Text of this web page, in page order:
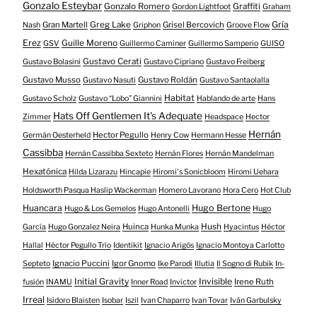
Gonzalo Esteybar Gonzalo Romero Gordon Lightfoot Graffiti Graham
Nash Gran Martell Greg Lake Griphon Grisel Bercovich Groove Flow Gría
Erez GSV Guille Moreno Guillermo Caminer Guillermo Samperio GUISO
Gustavo Bolasini Gustavo Cerati Gustavo Cipriano Gustavo Freiberg
Gustavo Musso Gustavo Nasuti Gustavo Roldán Gustavo Santaolalla
Gustavo Scholz Gustavo “Lobo” Giannini Habitat Hablando de arte Hans
Zimmer Hats Off Gentlemen It's Adequate Headspace Hector
Germán Oesterheld Hector Pegullo Henry Cow Hermann Hesse Hernán
Cassibba Hernán Cassibba Sexteto Hernán Flores Hernán Mandelman
Hexatónica Hilda Lizarazu Hincapie Hiromi's Sonicbloom Hiromi Uehara
Holdsworth Pasqua Haslip Wackerman Homero Lavorano Hora Cero Hot Club
Huancara Hugo & Los Gemelos Hugo Antonelli Hugo Bertone Hugo
García Hugo Gonzalez Neira Huinca Hunka Munka Hush Hyacintus Héctor
Hallal Héctor Pegullo Trío Identikit Ignacio Arigós Ignacio Montoya Carlotto
Septeto Ignacio Puccini Igor Gnomo Ike Parodi Illutia Il Sogno di Rubik In-
fusión INAMU Initial Gravity Inner Road Invictor Invisible Irene Ruth
Irreal Isidoro Blaisten Isobar Iszil Ivan Chaparro Ivan Tovar Iván Garbulsky